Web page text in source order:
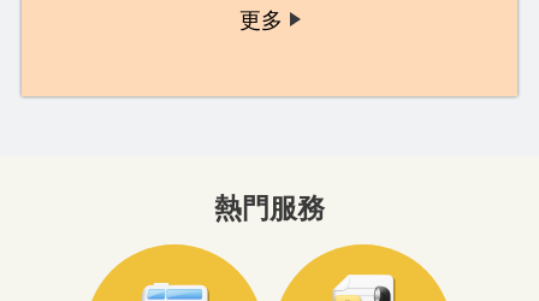
更多
熱門服務